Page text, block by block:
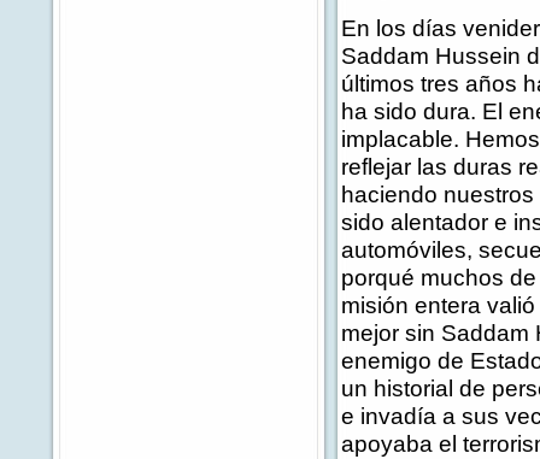
En los días
Saddam Hussein
últimos tres años
ha sido dura. El
implacable.
reflejar las duras
haciendo
sido alentador e
automóviles,
porqué muchos
misión entera
mejor sin Saddam
enemigo de
un historial de
e invadía a sus
apoyaba el